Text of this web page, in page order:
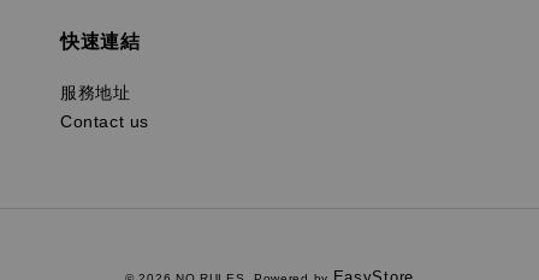
快速連結
服務地址
Contact us